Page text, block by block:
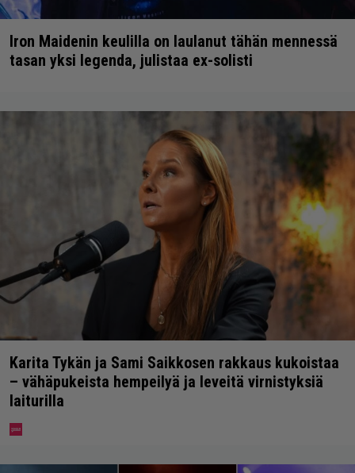
Iron Maidenin keulilla on laulanut tähän mennessä
tasan yksi legenda, julistaa ex-solisti
Karita Tykän ja Sami Saikkosen rakkaus kukoistaa
– vähäpukeista hempeilyä ja leveitä virnistyksiä
laiturilla